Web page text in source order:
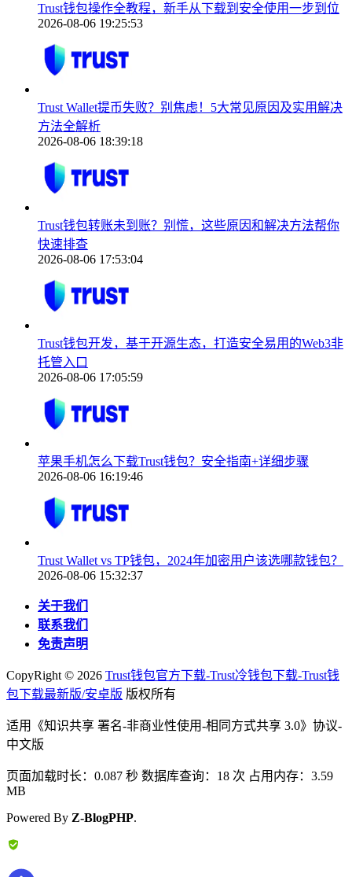
Trust钱包操作全教程，新手从下载到安全使用一步到位
2026-08-06 19:25:53
Trust Wallet提币失败？别焦虑！5大常见原因及实用解决
方法全解析
2026-08-06 18:39:18
Trust钱包转账未到账？别慌，这些原因和解决方法帮你
快速排查
2026-08-06 17:53:04
Trust钱包开发，基于开源生态，打造安全易用的Web3非
托管入口
2026-08-06 17:05:59
苹果手机怎么下载Trust钱包？安全指南+详细步骤
2026-08-06 16:19:46
Trust Wallet vs TP钱包，2024年加密用户该选哪款钱包？
2026-08-06 15:32:37
关于我们
联系我们
免责声明
CopyRight © 2026 Trust钱包官方下载-Trust冷钱包下载-Trust钱
包下载最新版/安卓版 版权所有
适用《知识共享 署名-非商业性使用-相同方式共享 3.0》协议-
中文版
页面加载时长：0.087 秒 数据库查询：18 次 占用内存：3.59
MB
Powered By Z-BlogPHP.